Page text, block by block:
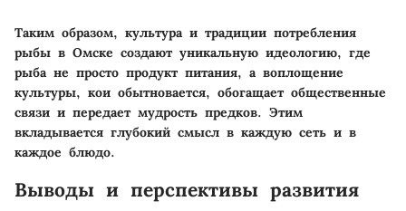
Таким образом, культура и традиции потребления
рыбы в Омске создают уникальную идеологию, где
рыба не просто продукт питания, а воплощение
культуры, кои обытновается, обогащает общественные
связи и передает мудрость предков. Этим
вкладывается глубокий смысл в каждую сеть и в
каждое блюдо.
Выводы и перспективы развития